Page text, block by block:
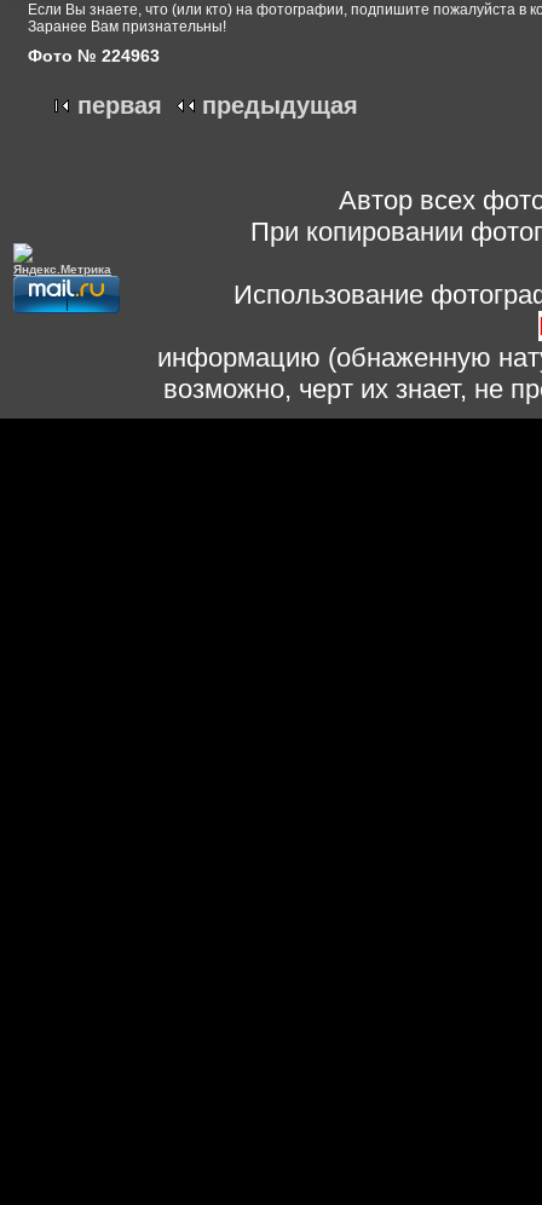
Если Вы знаете, что (или кто) на фотографии, подпишите пожалуйста в
Заранее Вам признательны!
Фото № 224963
первая предыдущая
Автор всех
При копировании
Использование
информацию (обнаженную
возможно, черт их знает, не